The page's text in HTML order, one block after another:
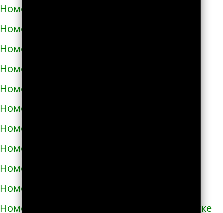
Номера телефонов такси в Черкассах
Номера телефонов такси в Чернигове
Номера телефонов такси в Черновцах
Номера телефонов такси в Черноморске
Номера телефонов такси в Чорткове
Номера телефонов такси в Чугуеве
Номера телефонов такси в Шепетовке
Номера телефонов такси в Шостке
Номера телефонов такси в Шполе
Номера телефонов такси в Энергодаре
Номера телефонов такси в Южноукраинске